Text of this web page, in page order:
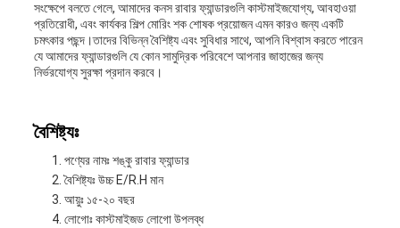
সংক্ষেপে বলতে গেলে, আমাদের কনস রাবার ফ্যান্ডারগুলি কাস্টমাইজযোগ্য, আবহাওয়া
প্রতিরোধী, এবং কার্যকর শিল্প মোরিং শক শোষক প্রয়োজন এমন কারও জন্য একটি
চমৎকার পছন্দ।তাদের বিভিন্ন বৈশিষ্ট্য এবং সুবিধার সাথে, আপনি বিশ্বাস করতে পারেন
যে আমাদের ফ্যান্ডারগুলি যে কোন সামুদ্রিক পরিবেশে আপনার জাহাজের জন্য
নির্ভরযোগ্য সুরক্ষা প্রদান করবে।
বৈশিষ্ট্যঃ
পণ্যের নামঃ শঙ্কু রাবার ফ্যান্ডার
বৈশিষ্ট্যঃ উচ্চ E/R.H মান
আয়ুঃ ১৫-২০ বছর
লোগোঃ কাস্টমাইজড লোগো উপলব্ধ